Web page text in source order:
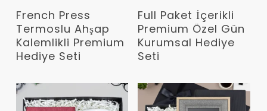
Devamını Oku
French Press
Termoslu Ahşap
Kalemlikli Premium
Hediye Seti
Devamını Oku
Full Paket İçerikli
Premium Özel Gün
Kurumsal Hediye
Seti